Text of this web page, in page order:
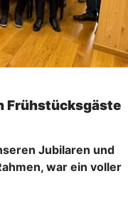
Frühstücksgäste
Jubilaren und
war ein voller